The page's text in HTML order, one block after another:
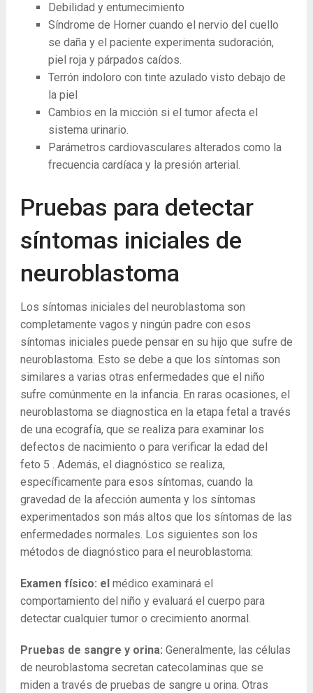
Debilidad y entumecimiento
Síndrome de Horner cuando el nervio del cuello
se daña y el paciente experimenta sudoración,
piel roja y párpados caídos.
Terrón indoloro con tinte azulado visto debajo de
la piel
Cambios en la micción si el tumor afecta el
sistema urinario.
Parámetros cardiovasculares alterados como la
frecuencia cardíaca y la presión arterial.
Pruebas para detectar
síntomas iniciales de
neuroblastoma
Los síntomas iniciales del neuroblastoma son
completamente vagos y ningún padre con esos
síntomas iniciales puede pensar en su hijo que sufre de
neuroblastoma. Esto se debe a que los síntomas son
similares a varias otras enfermedades que el niño
sufre comúnmente en la infancia. En raras ocasiones, el
neuroblastoma se diagnostica en la etapa fetal a través
de una ecografía, que se realiza para examinar los
defectos de nacimiento o para verificar la edad del
feto 5 . Además, el diagnóstico se realiza,
específicamente para esos síntomas, cuando la
gravedad de la afección aumenta y los síntomas
experimentados son más altos que los síntomas de las
enfermedades normales. Los siguientes son los
métodos de diagnóstico para el neuroblastoma:
Examen físico: elmédico examinará el
comportamiento del niño y evaluará el cuerpo para
detectar cualquier tumor o crecimiento anormal.
Pruebas de sangre y orina: Generalmente, las células
de neuroblastoma secretan catecolaminas que se
miden a través de pruebas de sangre u orina. Otras